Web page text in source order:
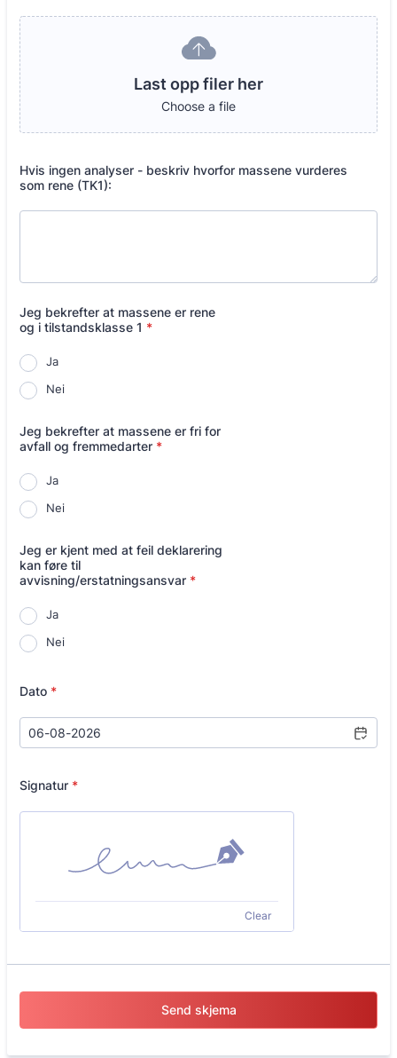
Last opp filer her
Choose a file
Hvis ingen analyser - beskriv hvorfor massene vurderes
som rene (TK1):
Jeg bekrefter at massene er rene
og i tilstandsklasse 1 *
Ja
Nei
Jeg bekrefter at massene er fri for
avfall og fremmedarter *
Ja
Nei
Jeg er kjent med at feil deklarering
kan føre til
avvisning/erstatningsansvar *
Ja
Nei
Dato *
Signatur *
Clear
Send skjema